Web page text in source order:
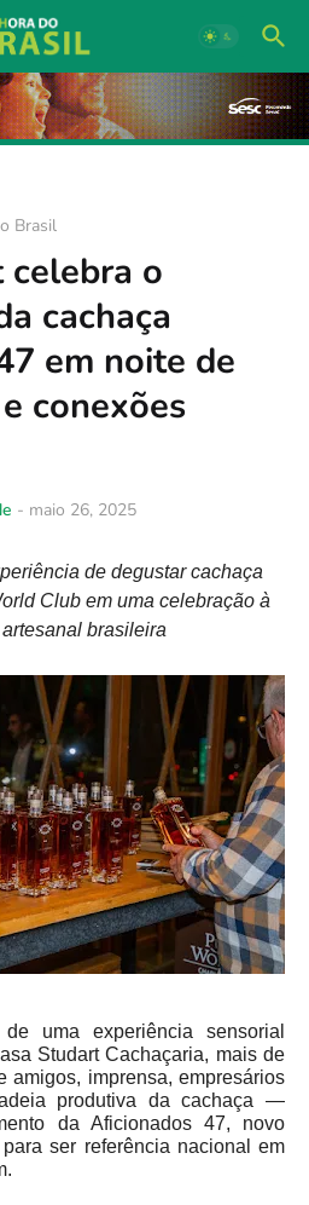
Brasil
celebra o
cachaça
em noite de
conexões
- maio 26, 2025
de degustar cachaça
Club em uma celebração à
brasileira
uma experiência sensorial
Studart Cachaçaria, mais de
imprensa, empresários
produtiva da cachaça —
da Aficionados 47, novo
ser referência nacional em